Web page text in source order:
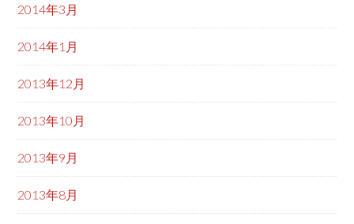
2014年3月
2014年1月
2013年12月
2013年10月
2013年9月
2013年8月